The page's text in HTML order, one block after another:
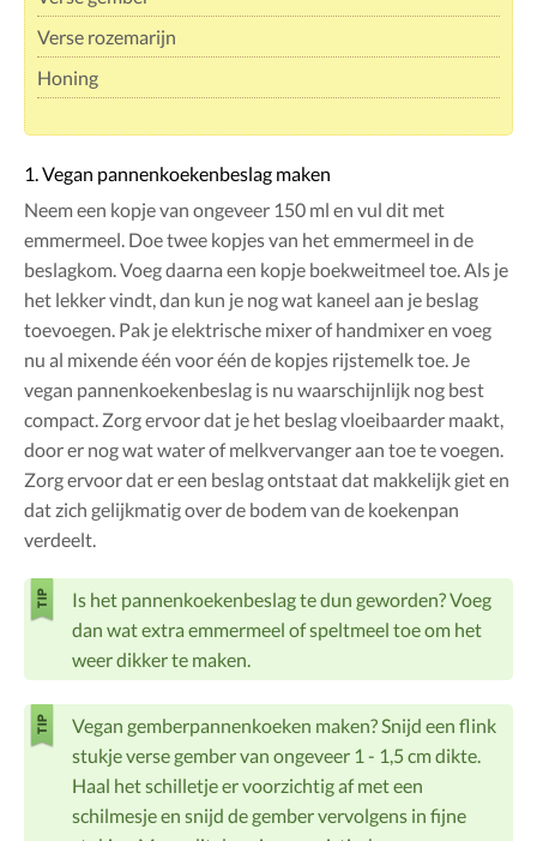
Verse rozemarijn
Honing
1. Vegan pannenkoekenbeslag maken
Neem een kopje van ongeveer 150 ml en vul dit met
emmermeel. Doe twee kopjes van het emmermeel in de
beslagkom. Voeg daarna een kopje boekweitmeel toe. Als je
het lekker vindt, dan kun je nog wat kaneel aan je beslag
toevoegen. Pak je elektrische mixer of handmixer en voeg
nu al mixende één voor één de kopjes rijstemelk toe. Je
vegan pannenkoekenbeslag is nu waarschijnlijk nog best
compact. Zorg ervoor dat je het beslag vloeibaarder maakt,
door er nog wat water of melkvervanger aan toe te voegen.
Zorg ervoor dat er een beslag ontstaat dat makkelijk giet en
dat zich gelijkmatig over de bodem van de koekenpan
verdeelt.
Is het pannenkoekenbeslag te dun geworden? Voeg
dan wat extra emmermeel of speltmeel toe om het
weer dikker te maken.
Vegan gemberpannenkoeken maken? Snijd een flink
stukje verse gember van ongeveer 1 - 1,5 cm dikte.
Haal het schilletje er voorzichtig af met een
schilmesje en snijd de gember vervolgens in fijne